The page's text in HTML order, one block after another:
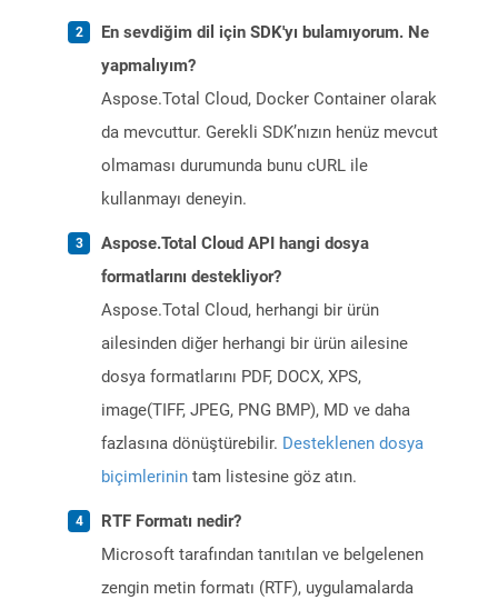
En sevdiğim dil için SDK'yı bulamıyorum. Ne
yapmalıyım?
Aspose.Total Cloud, Docker Container olarak
da mevcuttur. Gerekli SDK’nızın henüz mevcut
olmaması durumunda bunu cURL ile
kullanmayı deneyin.
Aspose.Total Cloud API hangi dosya
formatlarını destekliyor?
Aspose.Total Cloud, herhangi bir ürün
ailesinden diğer herhangi bir ürün ailesine
dosya formatlarını PDF, DOCX, XPS,
image(TIFF, JPEG, PNG BMP), MD ve daha
fazlasına dönüştürebilir. Desteklenen dosya
biçimlerinin tam listesine göz atın.
RTF Formatı nedir?
Microsoft tarafından tanıtılan ve belgelenen
zengin metin formatı (RTF), uygulamalarda